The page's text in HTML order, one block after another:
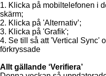
1. Klicka på mobiltelefonen i
skärm;
2. Klicka på 'Alternativ’;
3. Klicka på 'Grafik';
4. Se till så att 'Vertical Sync'
förkryssade
Allt gällande ‘Verifiera’